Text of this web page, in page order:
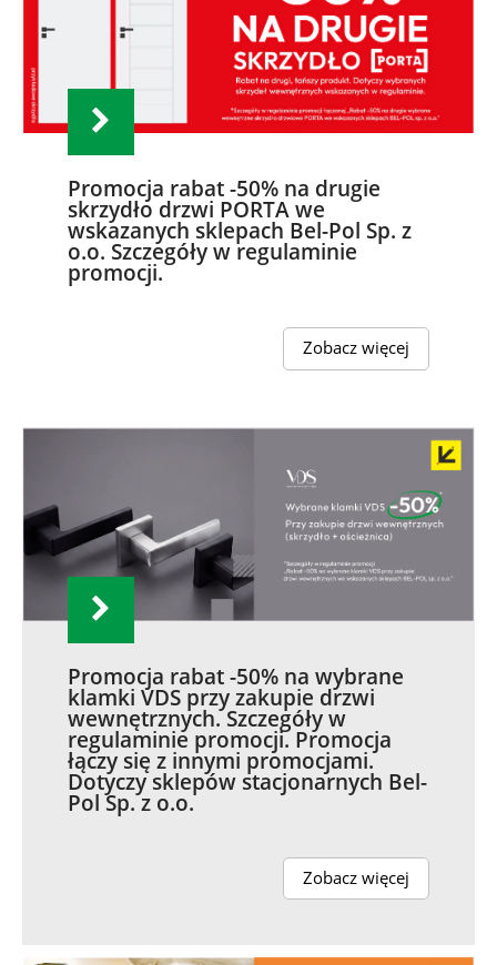
Promocja rabat -50% na drugie
skrzydło drzwi PORTA we
wskazanych sklepach Bel-Pol Sp. z
o.o. Szczegóły w regulaminie
promocji.
Zobacz więcej
Promocja rabat -50% na wybrane
klamki VDS przy zakupie drzwi
wewnętrznych. Szczegóły w
regulaminie promocji. Promocja
łączy się z innymi promocjami.
Dotyczy sklepów stacjonarnych Bel-
Pol Sp. z o.o.
Zobacz więcej